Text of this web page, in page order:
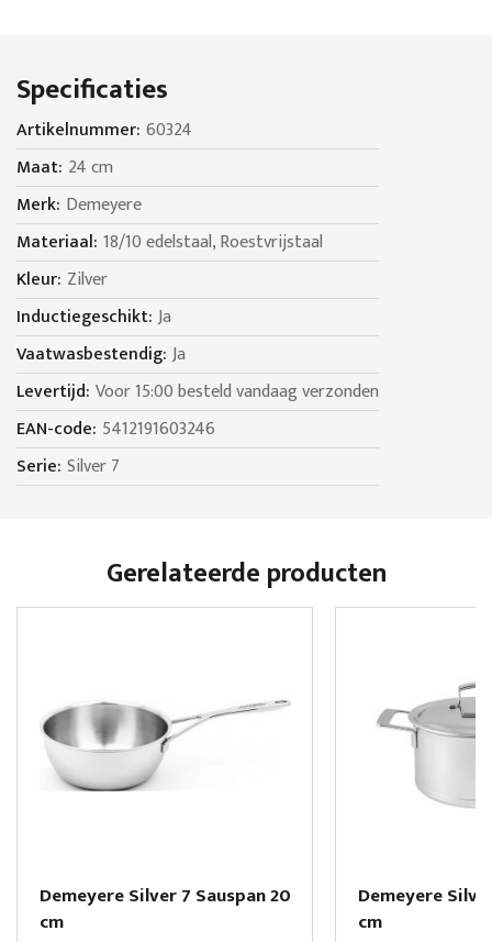
Specificaties
Specificaties
60324
24 cm
Demeyere
18/10 edelstaal, Roestvrijstaal
Zilver
Ja
Ja
Voor 15:00 besteld vandaag verzonden
5412191603246
Silver 7
Gerelateerde producten
Demeyere Silver 7 Sauspan 20
cm
Demeyere
cm